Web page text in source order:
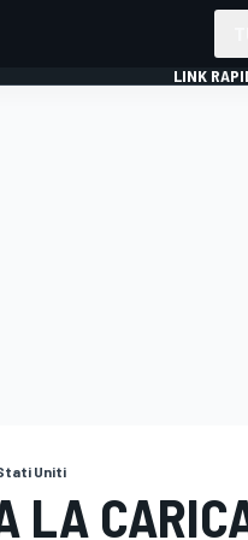
LINK
Uniti
LA